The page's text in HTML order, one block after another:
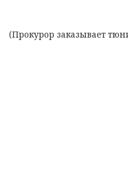
(Прокурор заказывает